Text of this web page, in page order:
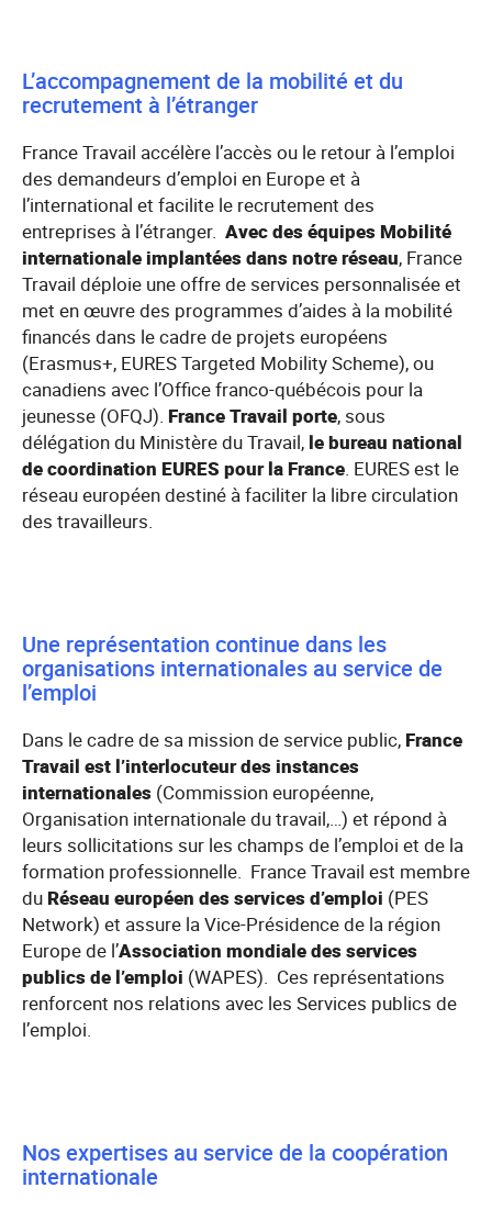
L’accompagnement de la mobilité et du
recrutement à l’étranger
France Travail accélère l’accès ou le retour à l’emploi
des demandeurs d’emploi en Europe et à
l’international et facilite le recrutement des
entreprises à l’étranger. Avec des équipes Mobilité
internationale implantées dans notre réseau, France
Travail déploie une offre de services personnalisée et
met en œuvre des programmes d’aides à la mobilité
financés dans le cadre de projets européens
(Erasmus+, EURES Targeted Mobility Scheme), ou
canadiens avec l’Office franco-québécois pour la
jeunesse (OFQJ). France Travail porte, sous
délégation du Ministère du Travail, le bureau national
de coordination EURES pour la France. EURES est le
réseau européen destiné à faciliter la libre circulation
des travailleurs.
Une représentation continue dans les
organisations internationales au service de
l’emploi
Dans le cadre de sa mission de service public, France
Travail est l’interlocuteur des instances
internationales (Commission européenne,
Organisation internationale du travail,…) et répond à
leurs sollicitations sur les champs de l’emploi et de la
formation professionnelle. France Travail est membre
du Réseau européen des services d’emploi (PES
Network) et assure la Vice-Présidence de la région
Europe de l’Association mondiale des services
publics de l’emploi (WAPES). Ces représentations
renforcent nos relations avec les Services publics de
l’emploi.
Nos expertises au service de la coopération
internationale